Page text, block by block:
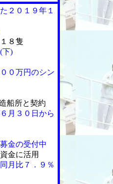
２０１９年１
８隻
下)
０万円のシン
船所と契約
月３０日から
金の受付中
金に活用
月比７．９％